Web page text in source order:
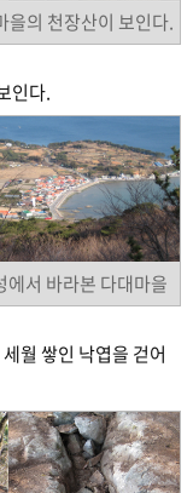
을의 천장산이 보인다.
인다.
에서 바라본 다대마을
월 쌓인 낙엽을 걷어